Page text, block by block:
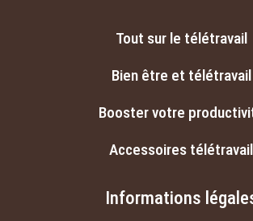
Tout sur le télétravail
Bien être et télétravail
Booster votre
Accessoires télétravail
Informations